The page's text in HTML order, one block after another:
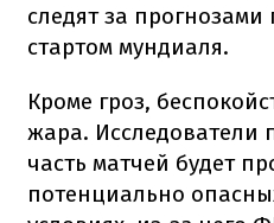
следят за
стартом мундиаля.
Кроме гроз,
жара. Исследователи
часть матчей будет
потенциально